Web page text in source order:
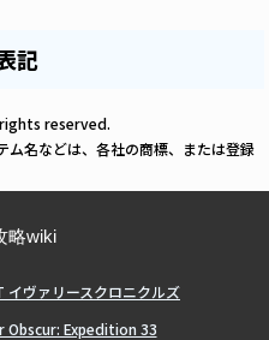
記
reserved.
ム名などは、各社の商標、または登録
略wiki
イヴァリースクロニクルズ
Obscur: Expedition 33